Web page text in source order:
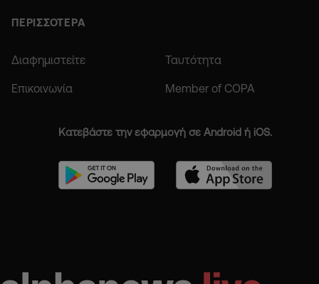
ΠΕΡΙΣΣΟΤΕΡΑ
Διαφημιστείτε Ταυτότητα
Επικοινωνία Member of COPA
Κατεβάστε την εφαρμογή σε Android ή iOS.